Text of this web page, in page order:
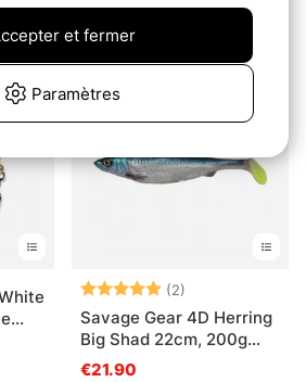
pd.€15.90
Note: (2)
Savage Gear 4D Herring
Big Shad 22cm, 200g
2+1pcs
€21.90
Paramètres
et fermer